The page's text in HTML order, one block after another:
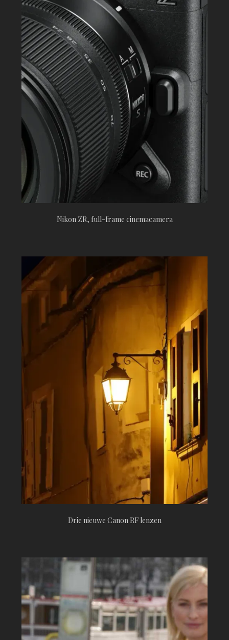
Nikon ZR, full-frame cinemacamera
Drie nieuwe Canon RF lenzen